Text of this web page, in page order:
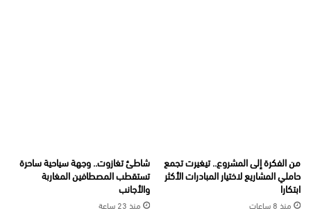
من الفكرة إلى المشروع.. تيغيرت تجمع
حاملي المشاريع لاختيار المبادرات الأكثر
ابتكارا
منذ 8 ساعات
شاطئ تغازوت.. وجهة سياحية ساحرة
تستقطب المصطافين المغاربة
والأجانب
منذ 23 ساعة